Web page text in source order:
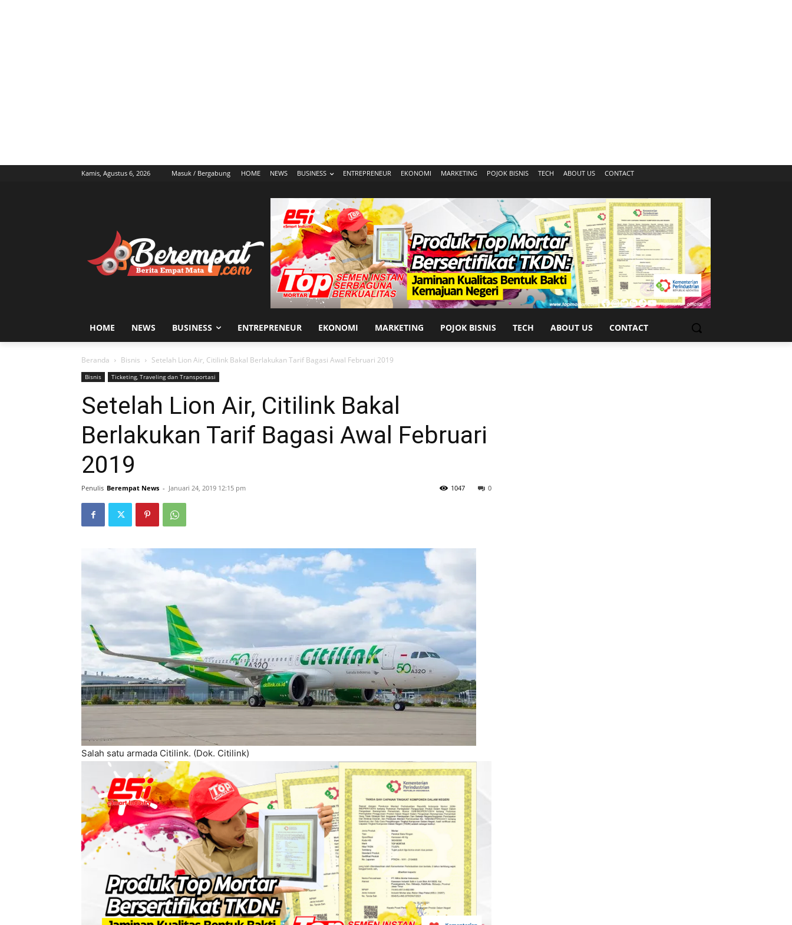
Kamis, Agustus 6, 2026 Masuk / Bergabung HOME NEWS BUSINESS ENTREPRENEUR EKONOMI MARKETING POJOK BISNIS TECH ABOUT US CONTACT
HOME NEWS BUSINESS ENTREPRENEUR EKONOMI MARKETING POJOK BISNIS TECH ABOUT US CONTACT
Beranda Bisnis Setelah Lion Air, Citilink Bakal Berlakukan Tarif Bagasi Awal Februari 2019
Bisnis Ticketing, Traveling dan Transportasi
Setelah Lion Air, Citilink Bakal
Berlakukan Tarif Bagasi Awal Februari
2019
Penulis Berempat News - Januari 24, 2019 12:15 pm 0
1047
Salah satu armada Citilink. (Dok. Citilink)